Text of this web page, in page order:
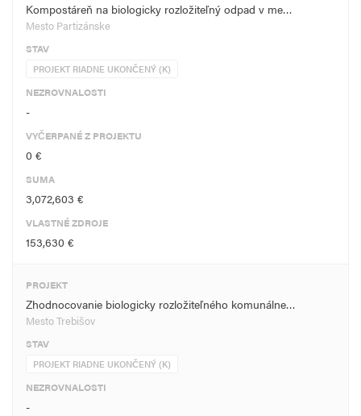
Kompostáreň na biologicky rozložiteľný odpad v me…
Mesto Partizánske
STAV
PROJEKT RIADNE UKONČENÝ (K)
NEZROVNALOSTI
-
VYČERPANÉ Z PROJEKTU
0 €
SUMA
3,072,603 €
VLASTNÉ ZDROJE
153,630 €
PROJEKT
Zhodnocovanie biologicky rozložiteľného komunálne…
Mesto Trebišov
STAV
PROJEKT RIADNE UKONČENÝ (K)
NEZROVNALOSTI
-